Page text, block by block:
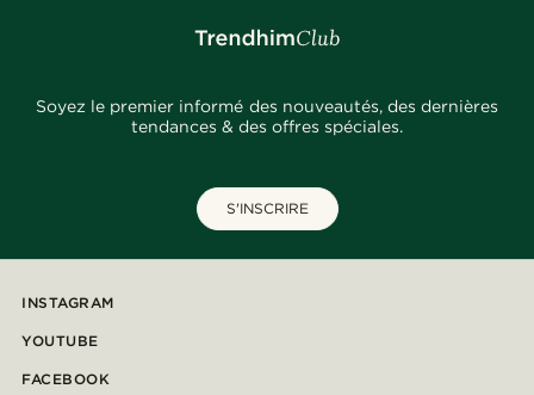
Soyez le premier informé des nouveautés, des dernières
tendances & des offres spéciales.
S'INSCRIRE
INSTAGRAM
YOUTUBE
FACEBOOK